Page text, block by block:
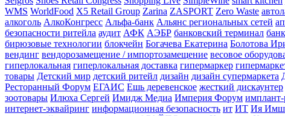
WMS WorldFood X5 Retail Group Zarina ZASPORT Zero Waste
алкоголь АлкоКонгресс Альфа-банк Альянс региональных сетей
безопасности ритейла аудит АФК АЭБР банковский терминал
бирюзовые технологии блокчейн Богачева Екатерина Болотова
вендинг вендорозамещение / импортозамещение весовое
гиперлокальная гиперлокальная доставка гипермаркер
товары Детский мир детский ритейл дизайн дизайн супермаркета
Ресторанный Форум ЕГАИС Ешь деревенское жесткий дискаунтер
зоотовары Илюха Сергей Имидж Медиа Империя Форум имплант-
интернет-эквайринг информационная безопасность ит ИТ Ия